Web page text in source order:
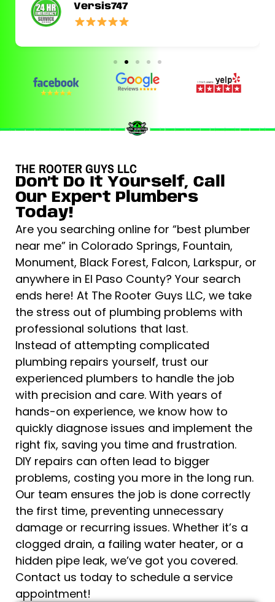
Versis747
THE ROOTER GUYS LLC
Don’t Do It Yourself, Call
Our Expert Plumbers
Today!
Are you searching online for “best plumber
near me” in Colorado Springs, Fountain,
Monument, Black Forest, Falcon, Larkspur, or
anywhere in El Paso County? Your search
ends here! At The Rooter Guys LLC, we take
the stress out of plumbing problems with
professional solutions that last.
Instead of attempting complicated
plumbing repairs yourself, trust our
experienced plumbers to handle the job
with precision and care. With years of
hands-on experience, we know how to
quickly diagnose issues and implement the
right fix, saving you time and frustration.
DIY repairs can often lead to bigger
problems, costing you more in the long run.
Our team ensures the job is done correctly
the first time, preventing unnecessary
damage or recurring issues. Whether it’s a
clogged drain, a failing water heater, or a
hidden pipe leak, we’ve got you covered.
Contact us today to schedule a service
appointment!